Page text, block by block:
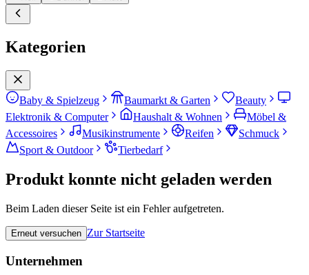
Kategorien
Baby & Spielzeug Baumarkt & Garten
Beauty
Elektronik & Computer
Haushalt & Wohnen
Möbel &
Accessoires
Musikinstrumente Reifen
Schmuck
Sport & Outdoor
Tierbedarf
Produkt konnte nicht geladen werden
Beim Laden dieser Seite ist ein Fehler aufgetreten.
Erneut versuchen Zur Startseite
Unternehmen